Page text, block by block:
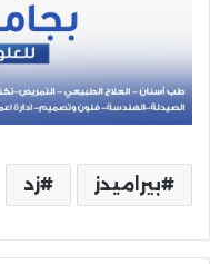
بيراميدز زد